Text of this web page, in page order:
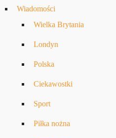
Wiadomości
Wielka Brytania
Londyn
Polska
Ciekawostki
Sport
Piłka nożna